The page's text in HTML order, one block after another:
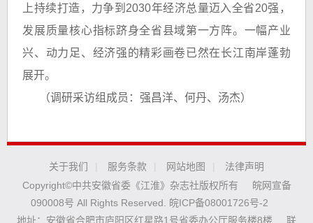
上持续打造，力争到2030年经济总量迈入全省20强，
发展质量核心指标跻身全省县域第一方阵。一幅产业
兴、动力足、经济强的精彩画卷已然在长江南岸蓬勃
展开。
（调研采访组成员：强昌洋、何丹、汤杰）
关于我们 服务条款 网站地图
法律声明
Copyright©中共安徽省委《江淮》杂志社版权所有
皖网宣备
090008号 All Rights Reserved.
皖ICP备08001726号-2
地址：安徽省合肥市庐阳区红星路1号省委办公厅服务楼8楼
联